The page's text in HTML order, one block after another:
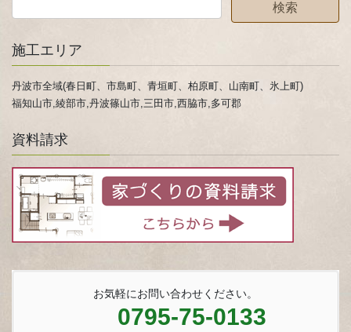
施工エリア
丹波市全域(春日町、市島町、青垣町、柏原町、山南町、氷上町)
福知山市,綾部市,丹波篠山市,三田市,西脇市,多可郡
資料請求
お気軽にお問い合わせください。
0795-75-0133